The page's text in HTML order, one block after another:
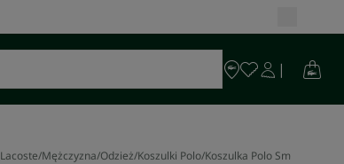
Lacoste/Mężczyzna/Odzież/Koszulki Polo/Koszulka Polo Smart Paris